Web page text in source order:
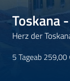
Toskana
Herz der
5 Tageab 259,00